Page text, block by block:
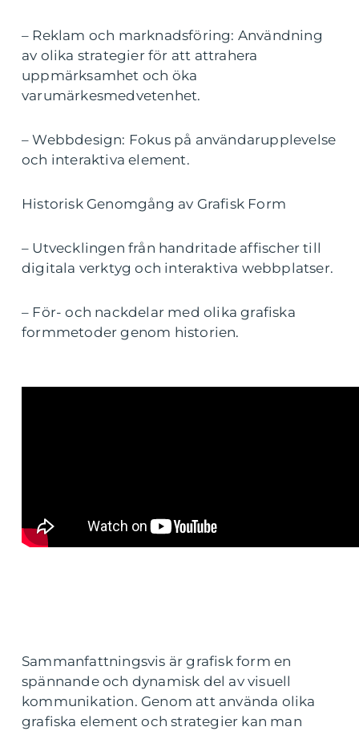
– Reklam och marknadsföring: Användning
av olika strategier för att attrahera
uppmärksamhet och öka
varumärkesmedvetenhet.
– Webbdesign: Fokus på användarupplevelse
och interaktiva element.
Historisk Genomgång av Grafisk Form
– Utvecklingen från handritade affischer till
digitala verktyg och interaktiva webbplatser.
– För- och nackdelar med olika grafiska
formmetoder genom historien.
Sammanfattningsvis är grafisk form en
spännande och dynamisk del av visuell
kommunikation. Genom att använda olika
grafiska element och strategier kan man